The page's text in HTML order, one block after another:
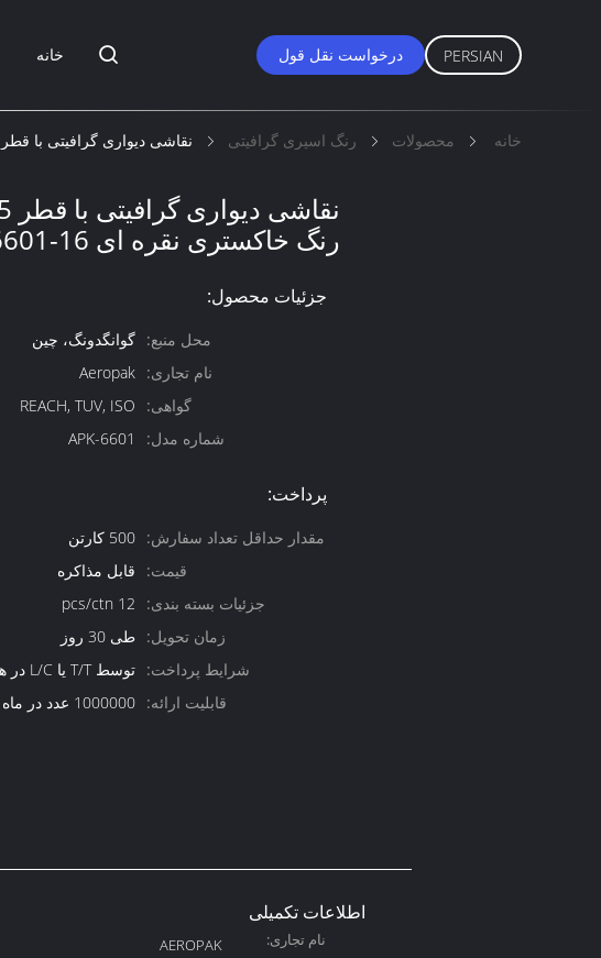
خانه درخواست نقل قول PERSIAN
خانه محصولات رنگ اسپری گرافیتی نقاشی دیواری گرافیتی با قطر 65 میلی متر با رنگ خاکستری نقره ای APK-6601-16
رنگ خاکستری نقره ای APK-6601-16
جزئیات محصول:
محل منبع: گوانگدونگ، چین
نام تجاری: Aeropak
گواهی:
REACH, TUV, ISO
شماره مدل:
APK-6601
پرداخت:
مقدار حداقل تعداد سفارش: 500 کارتن
قیمت:
قابل مذاکره
جزئیات بسته بندی:
12 pcs/ctn
زمان تحویل: طی 30 روز
شرایط پرداخت: توسط T/T یا L/C در هنگام دید
قابلیت ارائه: 1000000 عدد در ماه
اطلاعات تکمیلی
نام تجاری: AEROPAK